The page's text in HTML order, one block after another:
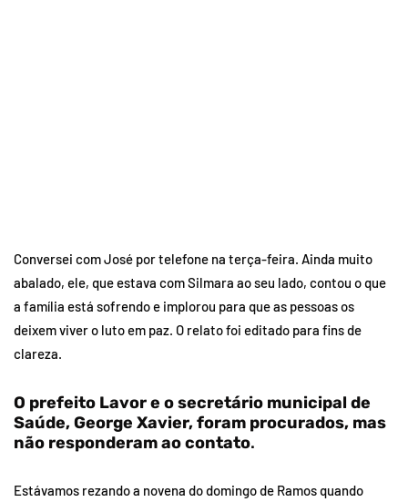
Conversei com José por telefone na terça-feira. Ainda muito
abalado, ele, que estava com Silmara ao seu lado, contou o que
a família está sofrendo e implorou para que as pessoas os
deixem viver o luto em paz. O relato foi editado para fins de
clareza.
O prefeito Lavor e o secretário municipal de
Saúde, George Xavier, foram procurados, mas
não responderam ao contato.
Estávamos rezando a novena do domingo de Ramos quando